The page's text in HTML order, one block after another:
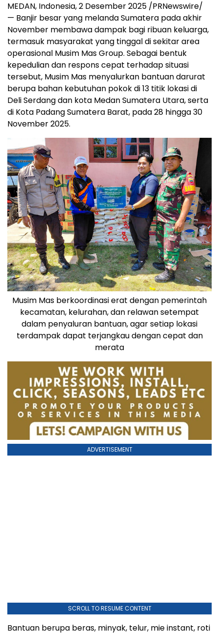
MEDAN, Indonesia, 2 Desember 2025 /PRNewswire/
— Banjir besar yang melanda Sumatera pada akhir
November membawa dampak bagi ribuan keluarga,
termasuk masyarakat yang tinggal di sekitar area
operasional Musim Mas Group. Sebagai bentuk
kepedulian dan respons cepat terhadap situasi
tersebut, Musim Mas menyalurkan bantuan darurat
berupa bahan kebutuhan pokok di 13 titik lokasi di
Deli Serdang dan kota Medan Sumatera Utara, serta
di Kota Padang Sumatera Barat, pada 28 hingga30
November 2025.
Musim Mas berkoordinasi erat dengan pemerintah
kecamatan, kelurahan, dan relawan setempat
dalam penyaluran bantuan, agar setiap lokasi
terdampak dapat terjangkau dengan cepat dan
merata
ADVERTISEMENT
SCROLL TO RESUME CONTENT
Bantuan berupa beras, minyak, telur, mie instant, roti